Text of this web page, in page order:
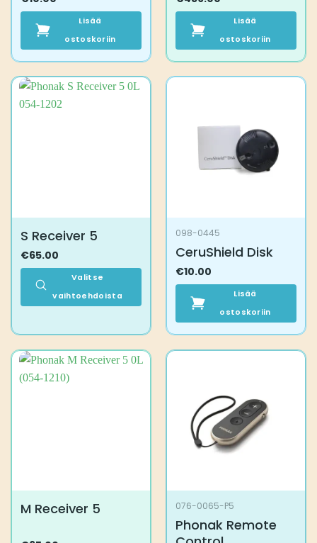
Lisää
ostoskoriin
Lisää
ostoskoriin
S Receiver 5
€65.00
Valitse
vaihtoehdoista
useampi
muunnelma.
098-0445
CeruShield Disk
€10.00
Lisää
ostoskoriin
M Receiver 5 076-0065-P5
Phonak Remote